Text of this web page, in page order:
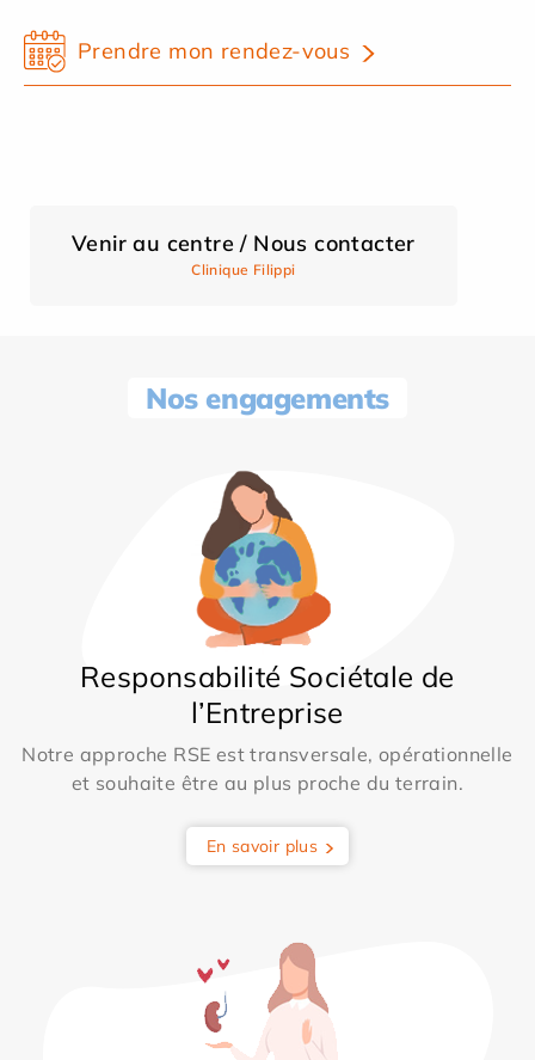
Prendre mon rendez-vous
Venir au centre / Nous contacter
Clinique Filippi
Nos engagements
Responsabilité Sociétale de
l’Entreprise
Notre approche RSE est transversale, opérationnelle
et souhaite être au plus proche du terrain.
En savoir plus